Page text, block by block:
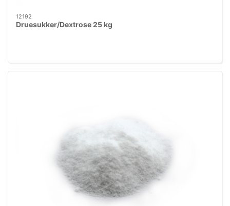
12192
Druesukker/Dextrose 25 kg